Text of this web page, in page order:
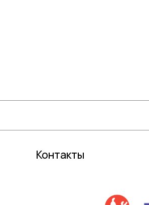
Кактусы и суккуленты
Контакты